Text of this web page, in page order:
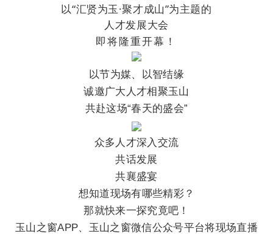
以“汇贤为玉·聚才成山”为主题的
人才发展大会
即将隆重开幕！
以节为媒、以智结缘
诚邀广大人才相聚玉山
共赴这场“春天的盛会”
众多人才深入交流
共话发展
共襄盛宴
想知道现场有哪些精彩？
那就快来一探究竟吧！
玉山之窗APP、玉山之窗微信公众号平台将现场直播